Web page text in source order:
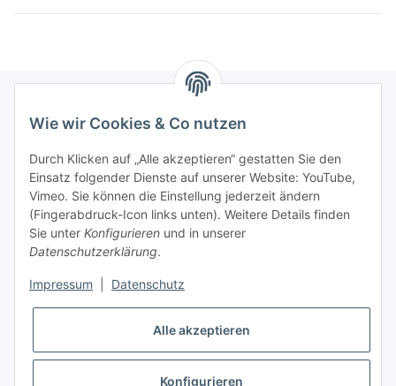
Bitte senden Sie mir entsprechend Ihrer
Datenschutzerklärungregelmäßig und jederzeit widerruflich
Informationen zu Ihrem Produktsortiment per E-Mail zu.
Gesetzliche Informationen
Wie wir Cookies & Co nutzen
Durch Klicken auf „Alle akzeptieren“ gestatten Sie den
Einsatz folgender Dienste auf unserer Website: YouTube,
Vimeo. Sie können die Einstellung jederzeit ändern
(Fingerabdruck-Icon links unten). Weitere Details finden
Sie unter Konfigurieren und in unserer
Datenschutzerklärung.
Impressum Datenschutz
Alle akzeptieren
Konfigurieren